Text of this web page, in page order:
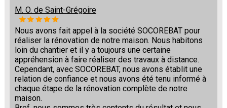
M. O. de Saint-Grégoire
Nous avons fait appel à la société SOCOREBAT pour
réaliser la rénovation de notre maison. Nous habitons
loin du chantier et il y a toujours une certaine
appréhension à faire réaliser des travaux à distance.
Cependant, avec SOCOREBAT, nous avons établit une
relation de confiance et nous avons été tenu informé à
chaque étape de la rénovation complète de notre
maison.